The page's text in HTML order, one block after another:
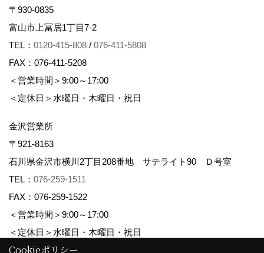
〒930-0835
富山市上冨居1丁目7-2
TEL： 0120-415-808 / 076-411-5808
FAX：076-411-5208
＜営業時間＞9:00～17:00
＜定休日＞水曜日・木曜日・祝日
金沢営業所
〒921-8163
石川県金沢市横川2丁目208番地 サテライト90 Ｄ号室
TEL： 076-259-1511
FAX：076-259-1522
＜営業時間＞9:00～17:00
＜定休日＞水曜日・木曜日・祝日
Cookieポリシー